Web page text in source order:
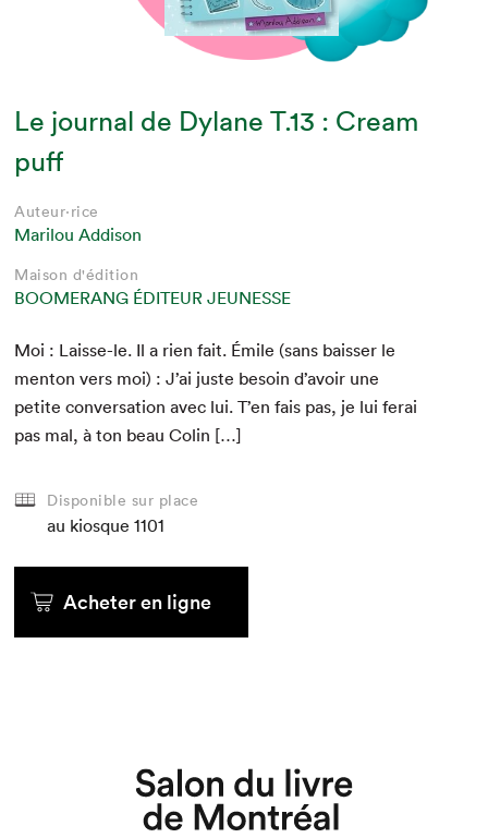
Que cherchez-vous?
Le journal de Dylane T.13 : Cream
puff
Auteur·rice
Marilou Addison
Maison d'édition
BOOMERANG ÉDITEUR JEUNESSE
Moi : Laisse-le. Il a rien fait. Émile (sans baiss­er le
men­ton vers moi) : J’ai juste besoin d’avoir une
petite con­ver­sa­tion avec lui. T’en fais pas, je lui ferai
pas mal, à ton beau Colin […]
Disponible sur place
au kiosque 1101
Acheter en ligne